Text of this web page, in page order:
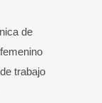
de
trabajo